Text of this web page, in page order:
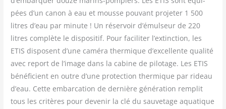
pées d’un canon à eau et mousse pou­vant pro­je­ter 1 500
litres d’eau par minute ! Un réser­voir d’émulseur de 220
litres com­plète le dis­po­si­tif. Pour faci­li­ter l’extinction, les
ETIS dis­posent d’une camé­ra ther­mique d’excellente qua­li­té
avec report de l’image dans la cabine de pilo­tage. Les ETIS
béné­fi­cient en outre d’une pro­tec­tion ther­mique par rideau
d’eau. Cette embar­ca­tion de der­nière géné­ra­tion rem­plit
tous les cri­tères pour deve­nir la clé du sau­ve­tage aqua­tique